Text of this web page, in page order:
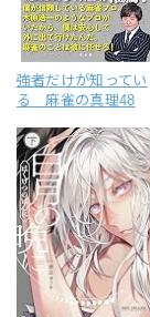
強者だけが知ってい
る 麻雀の真理48